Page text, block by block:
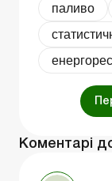
паливо
Коментарі